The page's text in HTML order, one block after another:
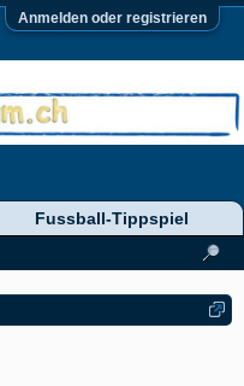
Anmelden oder registrieren
Fussball-Tippspiel